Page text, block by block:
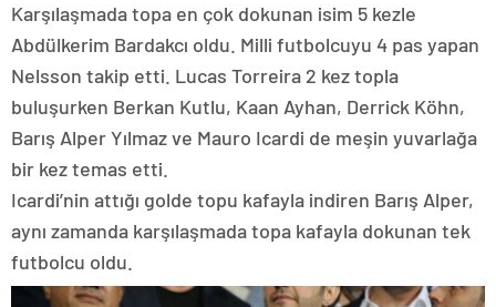
Karşılaşmada topa en çok dokunan isim 5 kezle
Abdülkerim Bardakcı oldu. Milli futbolcuyu 4 pas yapan
Nelsson takip etti. Lucas Torreira 2 kez topla
buluşurken Berkan Kutlu, Kaan Ayhan, Derrick Köhn,
Barış Alper Yılmaz ve Mauro Icardi de meşin yuvarlağa
bir kez temas etti.
Icardi’nin attığı golde topu kafayla indiren Barış Alper,
aynı zamanda karşılaşmada topa kafayla dokunan tek
futbolcu oldu.